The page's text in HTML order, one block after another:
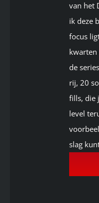
van het
ik deze
focus
kwarten
de
rij, 20
fills, die
level
slag